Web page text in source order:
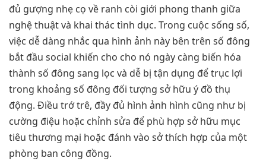
đủ gượng nhẹ cọ về ranh còi giới phong thanh giữa
nghệ thuật và khai thác tình dục. Trong cuộc sống số,
việc dễ dàng nhắc qua hình ảnh này bên trên số đông
bắt đầu social khiến cho cho nó ngày càng biến hóa
thành số đông sang lọc và dễ bị tận dụng để trục lợi
trong khoảng số đông đối tượng sở hữu ý đồ thụ
động. Điều trớ trê, đầy đủ hình ảnh hình cũng như bị
cường điệu hoặc chỉnh sửa để phù hợp sở hữu mục
tiêu thương mại hoặc đánh vào sở thích hợp của một
phòng ban công đồng.